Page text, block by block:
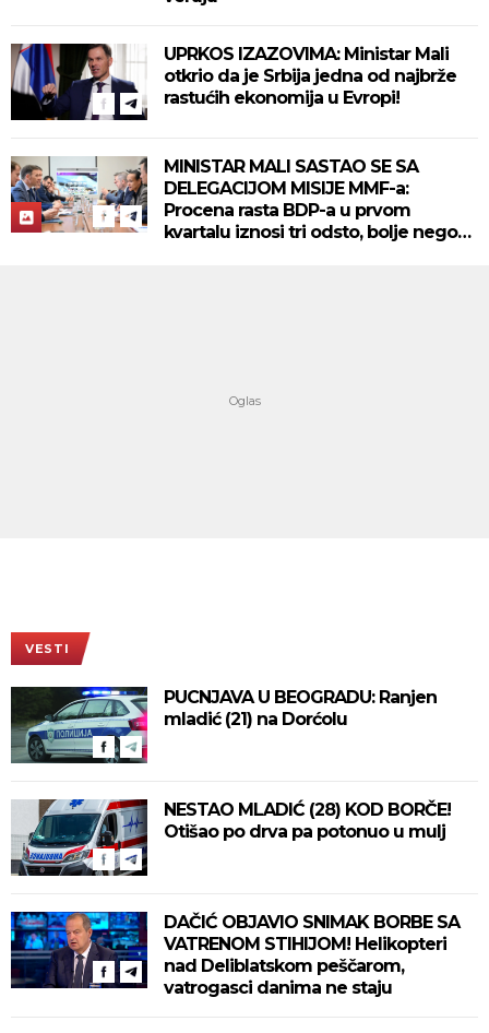
UPRKOS IZAZOVIMA: Ministar Mali
otkrio da je Srbija jedna od najbrže
rastućih ekonomija u Evropi!
MINISTAR MALI SASTAO SE SA
DELEGACIJOM MISIJE MMF-a:
Procena rasta BDP-a u prvom
kvartalu iznosi tri odsto, bolje nego
VESTI
PUCNJAVA U BEOGRADU: Ranjen
mladić (21) na Dorćolu
NESTAO MLADIĆ (28) KOD BORČE!
Otišao po drva pa potonuo u mulj
DAČIĆ OBJAVIO SNIMAK BORBE SA
VATRENOM STIHIJOM! Helikopteri
nad Deliblatskom peščarom,
vatrogasci danima ne staju